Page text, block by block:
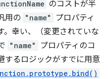
のコストが半
用の "name"
プロパティ
。幸い、（変更されていな
"name"
プロパティのコ
するロジックがすでに用意